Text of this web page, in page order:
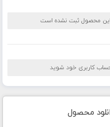
این محصول ثبت نشده است
حساب کاربری خود شوید
محصول